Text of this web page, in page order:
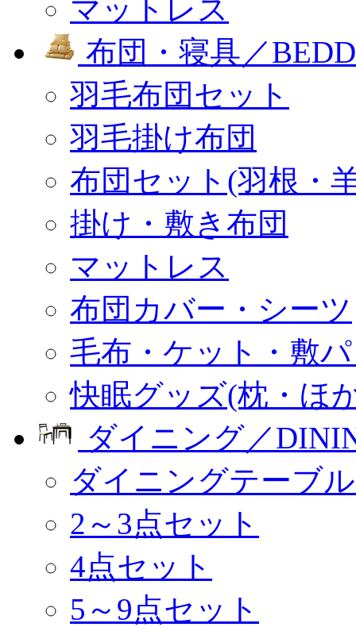
マットレス
布団・寝具／
羽毛布団セット
羽毛掛け布団
布団セット(羽根・
掛け・敷き布団
マットレス
布団カバー・シーツ
毛布・ケット・敷
快眠グッズ(枕・ほ
ダイニング／
ダイニングテーブ
2～3点セット
4点セット
5～9点セット